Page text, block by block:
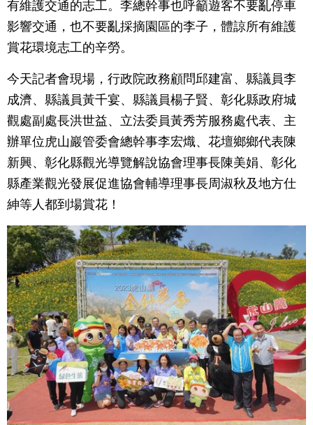
有維護交通的志工。李總幹事也呼籲遊客不要亂停車
影響交通，也不要亂採摘園區的李子，體諒所有維護
賞花環境志工的辛勞。
今天記者會現場，行政院政務顧問邱建富、縣議員李
成濟、縣議員黃千宴、縣議員楊子賢、彰化縣政府城
觀處副處長洪世益、立法委員黃秀芳服務處代表、主
辦單位虎山巖管委會總幹事李宏熾、花壇鄉鄉代表陳
新興、彰化縣觀光導覽解說協會理事長陳美娟、彰化
縣產業觀光發展促進協會輔導理事長周淑秋及地方仕
紳等人都到場賞花！